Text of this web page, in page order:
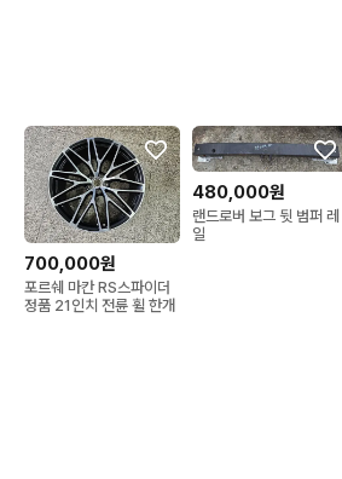
700,000원
포르쉐 마칸 RS스파이더
정품 21인치 전륜 휠 한개
480,000원
랜드로버 보그 뒷 범퍼 레
일